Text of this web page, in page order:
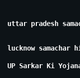
uttar pradesh
lucknow samachar
UP Sarkar Ki